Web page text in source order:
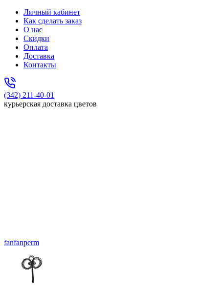
Личный кабинет
Как сделать заказ
О нас
Скидки
Оплата
Доставка
Контакты
(342) 211-40-01
курьерская доставка цветов
fanfanperm